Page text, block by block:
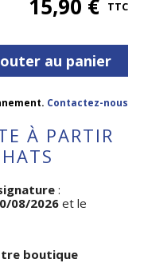
15,90 € TTC
au panier
Contactez-nous
À PARTIR
:
08/2026 et le
boutique